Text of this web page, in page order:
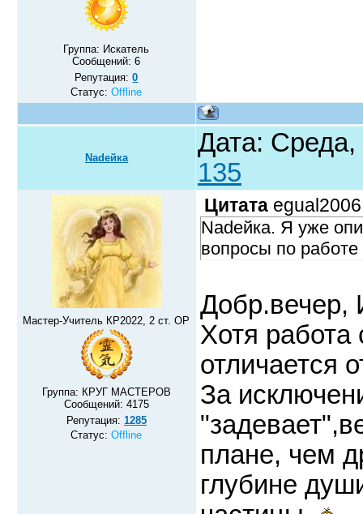
Группа: Искатель
Сообщений:6
Репутация:0
Статус:Offline
Nadeйка
Дата:
135
Мастер-Учитель КР2022, 2 ст. ОР
Группа: КРУГ МАСТЕРОВ
Сообщений: 4175
Репутация: 1285
Статус:Offline
Цитата egual2006
Nadeйка. Я уже
вопросы по работе
Добр.вечер,
Хотя работа
отличается
За
плане, чем
глубине